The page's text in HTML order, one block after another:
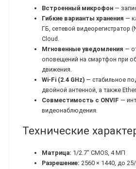
Встроенный микрофон —
Гибкие варианты хранения —
ГБ, сетевой видеорегистратор
Cloud.
Мгновенные уведомления —
оповещений на смартфон при
движения.
Wi-Fi (2.4 GHz) — стабильное
двойной антенной, а также
Совместимость с ONVIF —
видеонаблюдения.
Технические
Матрица: 1/2.7″ CMOS, 4 МП
Разрешение: 2560 × 1440, до